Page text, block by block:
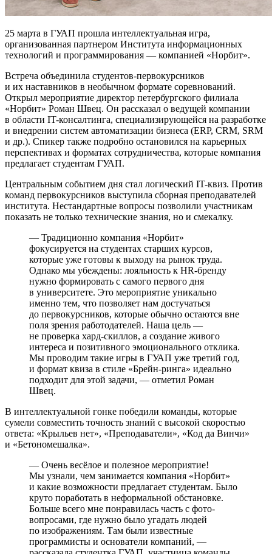
25 марта в ГУАП прошла интеллектуальная игра,
организованная партнером Института информационных
технологий и программирования — компанией «Норбит».
Встреча объединила студентов-первокурсников
и их наставников в необычном формате соревнований.
Открыл мероприятие директор петербургского филиала
«Норбит» Роман Швец. Он рассказал о ведущей компании
в области IT-консалтинга, специализирующейся на разработке
и внедрении систем автоматизации бизнеса (ERP, CRM, SRM
и др.). Спикер также подробно остановился на карьерных
перспективах и форматах сотрудничества, которые компания
предлагает студентам ГУАП.
Центральным событием дня стал логический IT-квиз. Против
команд первокурсников выступила сборная преподавателей
института. Нестандартные вопросы позволили участникам
показать не только технические знания, но и смекалку.
— Традиционно компания «Норбит»
фокусируется на студентах старших курсов,
которые уже готовы к выходу на рынок труда.
Однако мы убеждены: лояльность к HR-бренду
нужно формировать с самого первого дня
в университете. Это мероприятие уникально
именно тем, что позволяет нам достучаться
до первокурсников, которые обычно остаются вне
поля зрения работодателей. Наша цель —
не проверка хард-скиллов, а создание живого
интереса и позитивного эмоционального отклика.
Мы проводим такие игры в ГУАП уже третий год,
и формат квиза в стиле «Брейн-ринга» идеально
подходит для этой задачи, — отметил Роман
Швец.
В интеллектуальной гонке победили команды, которые
сумели совместить точность знаний с высокой скоростью
ответа: «Крыльев нет», «Преподаватели», «Код да Винчи»
и «Бетономешалка».
— Очень весёлое и полезное мероприятие!
Мы узнали, чем занимается компания «Норбит»
и какие возможности предлагает студентам. Было
круто поработать в неформальной обстановке.
Больше всего мне понравилась часть с фото-
вопросами, где нужно было угадать людей
по изображениям. Там были известные
программисты и основатели компаний, —